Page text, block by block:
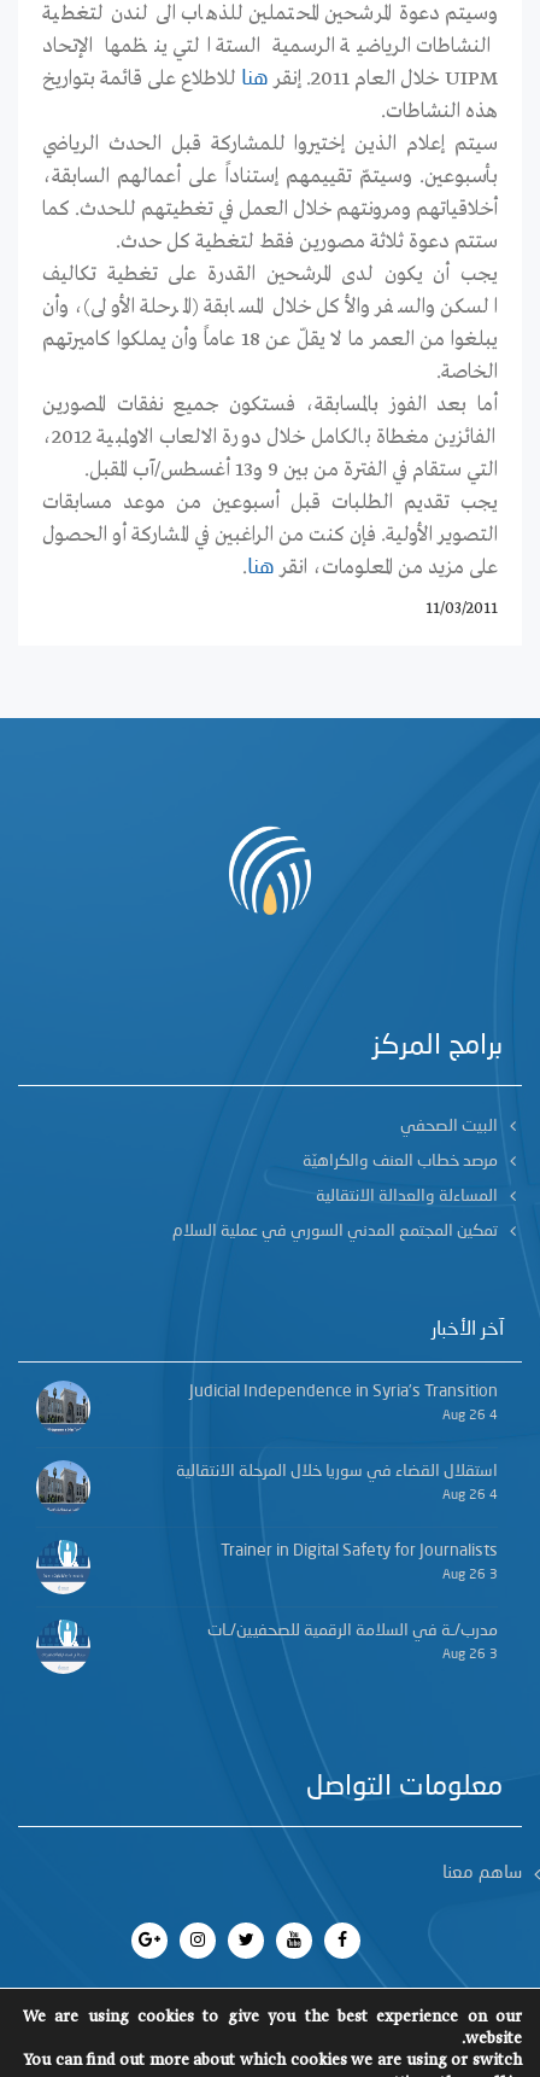
وسيتم دعوة المرشحين المحتملين للذهاب الى لندن لتغطية
النشاطات الرياضية الرسمية الستة التي ينظمها الإتحاد
UIPM خلال العام 2011. إنقر
هنا للاطلاع على قائمة بتواريخ
هذه النشاطات.
سيتم إعلام الذين إختيروا للمشاركة قبل الحدث الرياضي
بأسبوعين. وسيتمّ تقييمهم إستناداً على أعمالهم السابقة،
أخلاقياتهم ومرونتهم خلال العمل في تغطيتهم للحدث. كما
ستتم دعوة ثلاثة مصورين فقط لتغطية كل حدث.
يجب أن يكون لدى المرشحين القدرة على تغطية تكاليف
السكن والسفر والأكل خلال المسابقة (المرحلة الأولى)، وأن
يبلغوا من العمر ما لا يقلّ عن 18 عاماً وأن يملكوا كاميرتهم
الخاصة.
أما بعد الفوز بالمسابقة، فستكون جميع نفقات المصورين
الفائزين مغطاة بالكامل خلال دورة الالعاب الاولمبية 2012،
التي ستقام في الفترة من بين 9 و13 أغسطس/آب المقبل.
يجب تقديم الطلبات قبل أسبوعين من موعد مسابقات
التصوير الأولية. فإن كنت من الراغبين في المشاركة أو الحصول
على مزيد من المعلومات، انقر هنا.
11/03/2011
برامج المركز
البيت الصحفي
مرصد خطاب العنف والكراهيّة
المساءلة والعدالة الانتقالية
تمكين المجتمع المدني السوري في عملية السلام
آخر الأخبار
Judicial Independence in Syria’s Transition
4 Aug 26
استقلال القضاء في سوريا خلال المرحلة الانتقالية
4 Aug 26
Trainer in Digital Safety for Journalists
3 Aug 26
مدرب/ـة في السلامة الرقمية للصحفيين/ـات
3 Aug 26
معلومات التواصل
ساهم معنا
جميع الحقوق محفوظة 2018 SCM
©
We are using cookies to give you the best experience on our
website.
You can find out more about which cookies we are using or switch